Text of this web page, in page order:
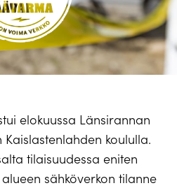
elokuussa Länsirannan
koululla.
tilaisuudessa eniten
sähköverkon tilanne